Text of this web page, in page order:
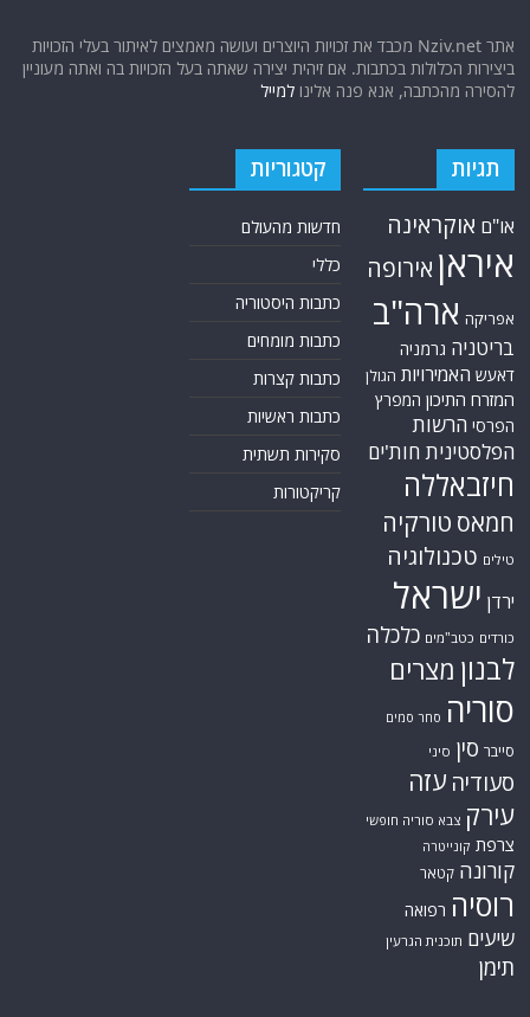
אתר Nziv.net מכבד את זכויות היוצרים ועושה מאמצים לאיתור בעלי הזכויות
ביצירות הכלולות בכתבות. אם זיהית יצירה שאתה בעל הזכויות בה ואתה מעוניין
להסירה מהכתבה, אנא פנה אלינולמייל
תגיות
או"ם אוקראינה
איראן אירופה
אפריקה ארה"ב
בריטניה גרמניה
דאעש האמירויות הגולן
המזרח התיכון המפרץ
הפרסי הרשות
הפלסטינית חות'ים
חיזבאללה
חמאס טורקיה
טילים טכנולוגיה
ירדן ישראל
כורדים כטב"מים כלכלה
לבנון מצרים
סוריה סחר סמים
סייבר סין סיני
סעודיה עזה
עירק צבא סוריה חופשי
צרפת קונייטרה
קורונה קטאר
רוסיה רפואה
שיעים תוכנית הגרעין
תימן
קטגוריות
חדשות מהעולם
כללי
כתבות היסטוריה
כתבות מומחים
כתבות קצרות
כתבות ראשיות
סקירות תשתית
קריקטורות